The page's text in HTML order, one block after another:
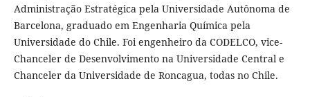
Administração Estratégica pela Universidade Autônoma de
Barcelona, graduado em Engenharia Química pela
Universidade do Chile. Foi engenheiro da CODELCO, vice-
Chanceler de Desenvolvimento na Universidade Central e
Chanceler da Universidade de Roncagua, todas no Chile.